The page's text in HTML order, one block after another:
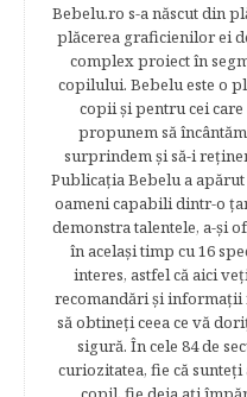
Bebelu.ro s-a născut din
plăcerea graficienilor ei
complex proiect în
copilului. Bebelu este o
copii şi pentru cei
propunem să
surprindem şi să-i
Publicația Bebelu a
oameni capabili dintr-o
demonstra talentele, a-şi
în acelaşi timp cu 16
interes, astfel că aici
recomandări şi informaţii
să obtineţi ceea ce vă
sigură. În cele 84 de
curiozitatea, fie că